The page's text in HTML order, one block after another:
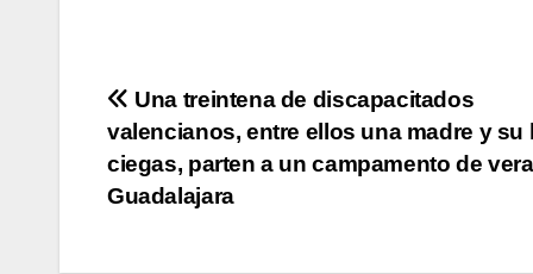
Navegación
de
entradas
Una treintena de discapacitados
valencianos, entre ellos una madre y su
ciegas, parten a un campamento de
Guadalajara